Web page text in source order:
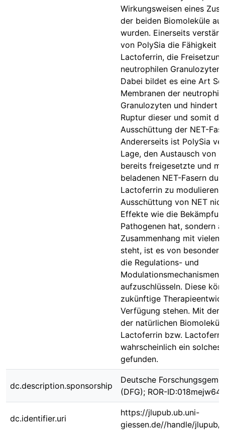
Wirkungsweisen eines
der beiden Biomoleküle
wurden. Einerseits
von PolySia die Fähigkeit
Lactoferrin, die
neutrophilen Granulozyten
Dabei bildet es eine Art
Membranen der
Granulozyten und hindert
Ruptur dieser und somit die
Ausschüttung der NET-
Andererseits ist PolySia
Lage, den Austausch von
bereits freigesetzte und
beladenen NET-Fasern
Lactoferrin zu modulieren.
Ausschüttung von NET
Effekte wie die
Pathogenen hat, sondern
Zusammenhang mit vielen
steht, ist es von
die Regulations- und
Modulationsmechanismen
aufzuschlüsseln. Diese
zukünftige
Verfügung stehen. Mit der
der natürlichen
Lactoferrin bzw.
wahrscheinlich ein solches
gefunden.
dc.description.sponsorship
Deutsche
(DFG); ROR-ID:018mejw64
dc.identifier.uri
https://jlupub.ub.uni-
giessen.de//handle/jlupub/